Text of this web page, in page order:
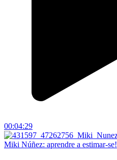
00:04:29
Miki Núñez: aprendre a estimar-se!